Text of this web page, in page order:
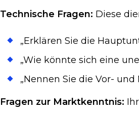
Technische Fragen: Diese
„Erklären Sie die
„Wie könnte sich eine
„Nennen Sie die Vor-
Fragen zur Marktkenntnis: